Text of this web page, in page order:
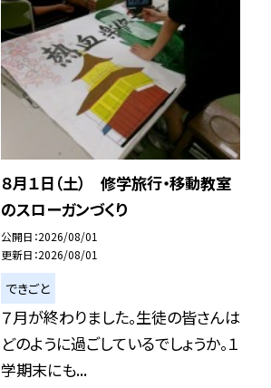
８月１日（土） 修学旅行・移動教室
のスローガンづくり
公開日 2026/08/01
更新日 2026/08/01
できごと
７月が終わりました。生徒の皆さんは
どのように過ごしているでしょうか。１
学期末にも...